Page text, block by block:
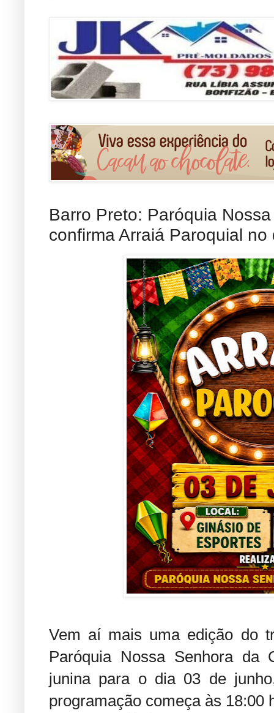
Barro Preto: Paróquia
confirma Arraiá Paroquial
Vem aí mais uma edição do
Paróquia Nossa Senhora da
junina para o dia 03 de
programação começa às 18:00